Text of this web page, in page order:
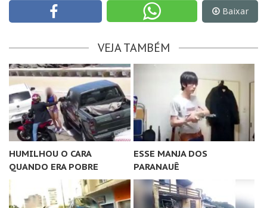
Baixar
VEJA TAMBÉM
HUMILHOU O CARA
QUANDO ERA POBRE
ESSE MANJA DOS
PARANAUÊ